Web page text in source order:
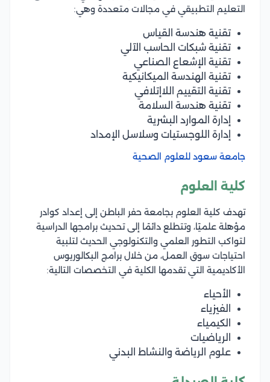
التعليم التطبيقي في مجالات متعددة وهي:
تقنية هندسة القياس
تقنية شبكات الحاسب الآلي
تقنية الإشعاع الصناعي
تقنية الهندسة الميكانيكية
تقنية التقييم اللاإتلافي
تقنية هندسة السلامة
إدارة الموارد البشرية
إدارة اللوجستيات وسلاسل الإمداد
جامعة سعود للعلوم الصحية
كلية العلوم
تهدف كلية العلوم بجامعة حفر الباطن إلى إعداد كوادر
مؤهلة علميًا، وتتطلع دائمًا إلى تحديث برامجها الدراسية
لتواكب التطور العلمي والتكنولوجي الحديث لتلبية
احتياجات سوق العمل، من خلال برامج البكالوريوس
الأكاديمية التي تقدمها الكلية في التخصصات التالية:
الأحياء
الفيزياء
الكيمياء
الرياضيات
علوم الرياضة والنشاط البدني